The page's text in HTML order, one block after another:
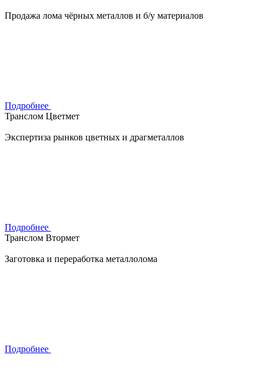
Продажа лома чёрных металлов и б/у материалов
Подробнее
Транслом Цветмет
Экспертиза рынков цветных и драгметаллов
Подробнее
Транслом Втормет
Заготовка и переработка металлолома
Подробнее